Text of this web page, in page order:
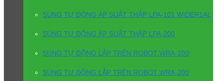
SÚNG TỰ ĐỘNG ÁP SUẤT THẤP LPA-101 WIDER1AL
SÚNG TỰ ĐỘNG ÁP SUẤT THẤP LPA-200
SÚNG TỰ ĐỘNG LẮP TRÊN ROBOT WRA-100
SÚNG TỰ ĐỘNG LẮP TRÊN ROBOT WRA-200